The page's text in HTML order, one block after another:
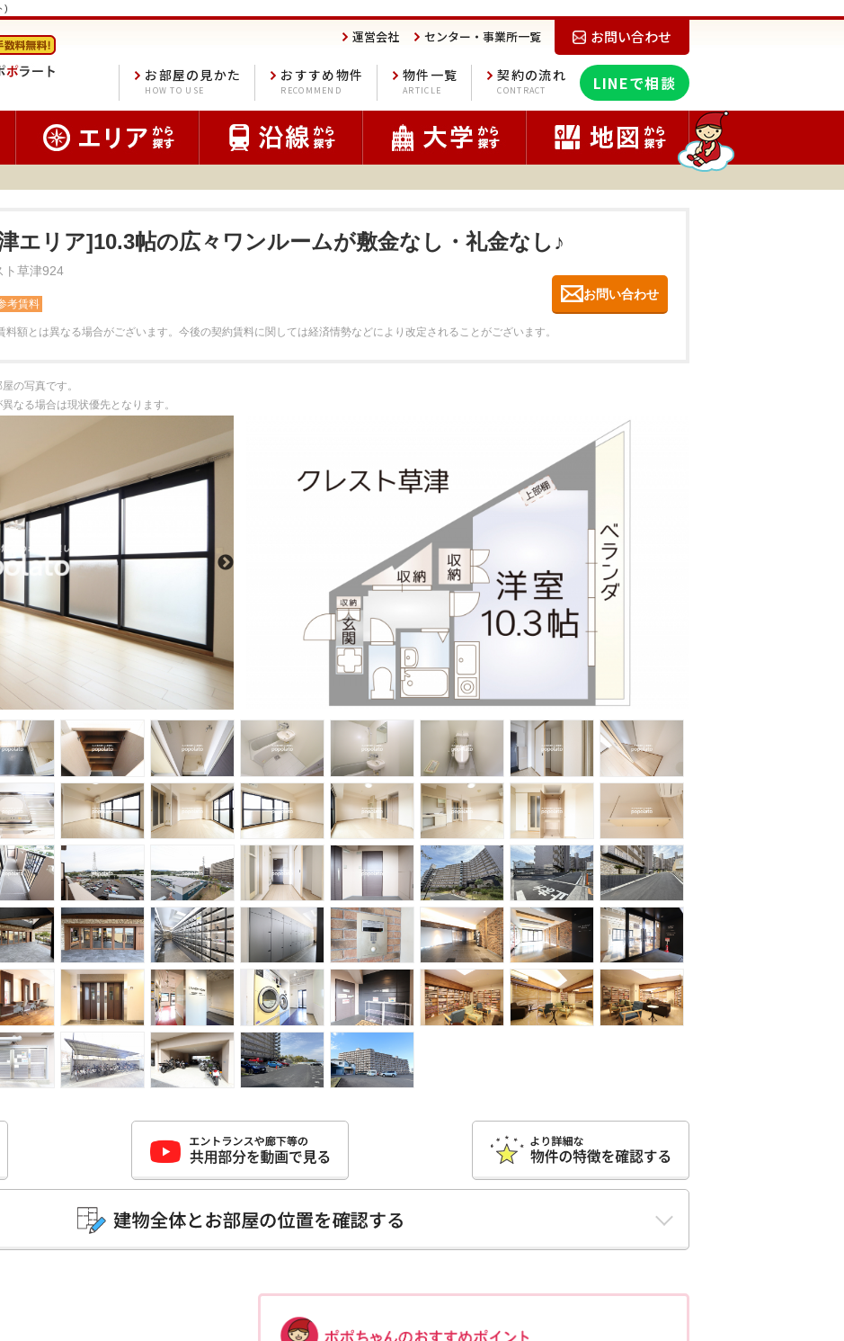
)
お問い合わせ
センター・事業所一覧
運営会社
LINEで相談
契約の流れ
CONTRACT
物件一覧
ARTICLE
おすすめ物件
RECOMMEND
お部屋の見かた
HOW TO USE
エリア]10.3帖の広々ワンルームが敷金なし・礼金なし♪
ト草津924
考賃料
お問い合わせ
額とは異なる場合がございます。 今後の契約賃料に関しては経済情勢などにより改定されることがございます。
の写真です。
る場合は現状優先となります。